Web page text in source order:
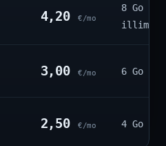
4,20 €/mo
8 Go ·
3,00 €/mo 6 Go ·
2,50 €/mo 4 Go ·